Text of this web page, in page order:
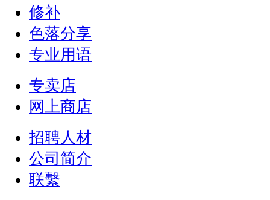
修补
色落分享
专业用语
专卖店
网上商店
招聘人材
公司简介
联繫